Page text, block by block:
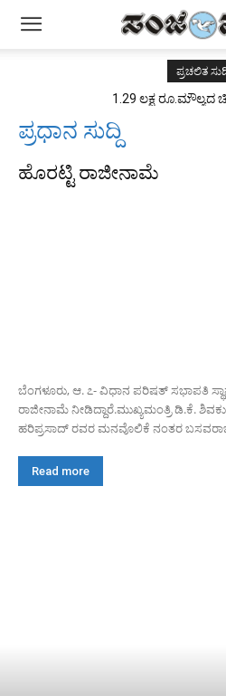
ಪ್ರಚಲಿತ
1.29 ಲಕ್ಷ ರೂ.ಮೌಲ್ಯದ
ಪ್ರಧಾನ ಸುದ್ದಿ
ಹೊರಟ್ಟಿ ರಾಜೀನಾಮೆ
ಬೆಂಗಳೂರು, ಆ. ೭- ವಿಧಾನ ಪರಿಷತ್ ಸಭಾಪತಿ
ರಾಜೀನಾಮೆ ನೀಡಿದ್ದಾರೆ.ಮುಖ್ಯಮಂತ್ರಿ ಡಿ.ಕೆ.
ಹರಿಪ್ರಸಾದ್ ರವರ ಮನವೊಲಿಕೆ ನಂತರ
Read more